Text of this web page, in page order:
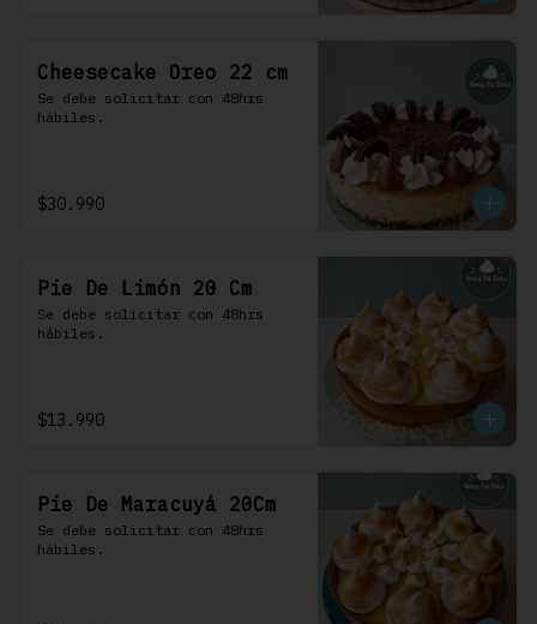
Cheesecake Oreo 22 cm
Se debe solicitar con 48hrs
hábiles.
$30.990
Pie De Limón 20 Cm
Se debe solicitar con 48hrs
hábiles.
$13.990
Pie De Maracuyá 20Cm
Se debe solicitar con 48hrs
hábiles.